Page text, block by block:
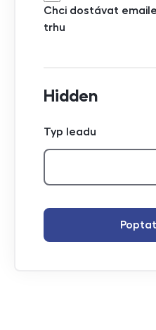
Chci dostávat
trhu
Hidden
Typ leadu